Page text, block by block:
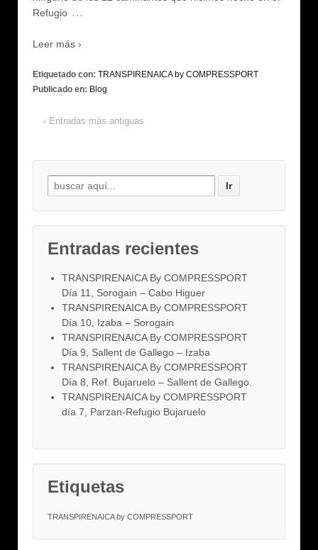
Refugio …
Leer más ›
Etiquetado con: TRANSPIRENAICA by COMPRESSPORT
Publicado en: Blog
‹ Entradas más antiguas
Entradas recientes
TRANSPIRENAICA By COMPRESSPORT
Día 11, Sorogain – Cabo Higuer
TRANSPIRENAICA By COMPRESSPORT
Día 10, Izaba – Sorogain
TRANSPIRENAICA By COMPRESSPORT
Día 9, Sallent de Gallego – Izaba
TRANSPIRENAICA By COMPRESSPORT
Día 8, Ref. Bujaruelo – Sallent de Gallego.
TRANSPIRENAICA by COMPRESSPORT
día 7, Parzan-Refugio Bujaruelo
Etiquetas
TRANSPIRENAICA by COMPRESSPORT